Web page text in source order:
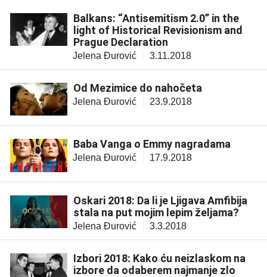
Balkans: “Antisemitism 2.0” in the
light of Historical Revisionism and
Prague Declaration
Jelena Đurović 3.11.2018
Od Mezimice do nahočeta
Jelena Đurović 23.9.2018
Baba Vanga o Emmy nagradama
Jelena Đurović 17.9.2018
Oskari 2018: Da li je Ljigava Amfibija
stala na put mojim lepim željama?
Jelena Đurović 3.3.2018
Izbori 2018: Kako ću neizlaskom na
izbore da odaberem najmanje zlo